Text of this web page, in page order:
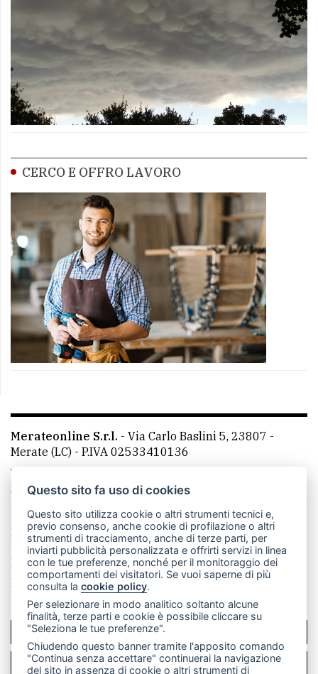
CERCO E OFFRO LAVORO
Merateonline S.r.l. - Via Carlo Baslini 5, 23807 -
Merate (LC) - P.IVA 02533410136
Telefono:
mail: redazione@merateonline.it
La redazione
CasateOnline LeccoOnline
RSS
Made by VIP
Privacy policy
Cookie policy
Rivedi le tue scelte sui cookie
SCRIVICI
PER LA TUA PUBBLICITÀ
Questo sito fa uso di cookies
Questo sito utilizza cookie o altri strumenti tecnici e,
previo consenso, anche cookie di profilazione o altri
strumenti di tracciamento, anche di terze parti, per
inviarti pubblicità personalizzata e offrirti servizi in linea
con le tue preferenze, nonché per il monitoraggio dei
comportamenti dei visitatori. Se vuoi saperne di più
consulta lacookie policy.
Per selezionare in modo analitico soltanto alcune
finalità, terze parti e cookie è possibile cliccare su
"Seleziona le tue preferenze".
Chiudendo questo banner tramite l'apposito comando
"Continua senza accettare" continuerai la navigazione
del sito in assenza di cookie o altri strumenti di